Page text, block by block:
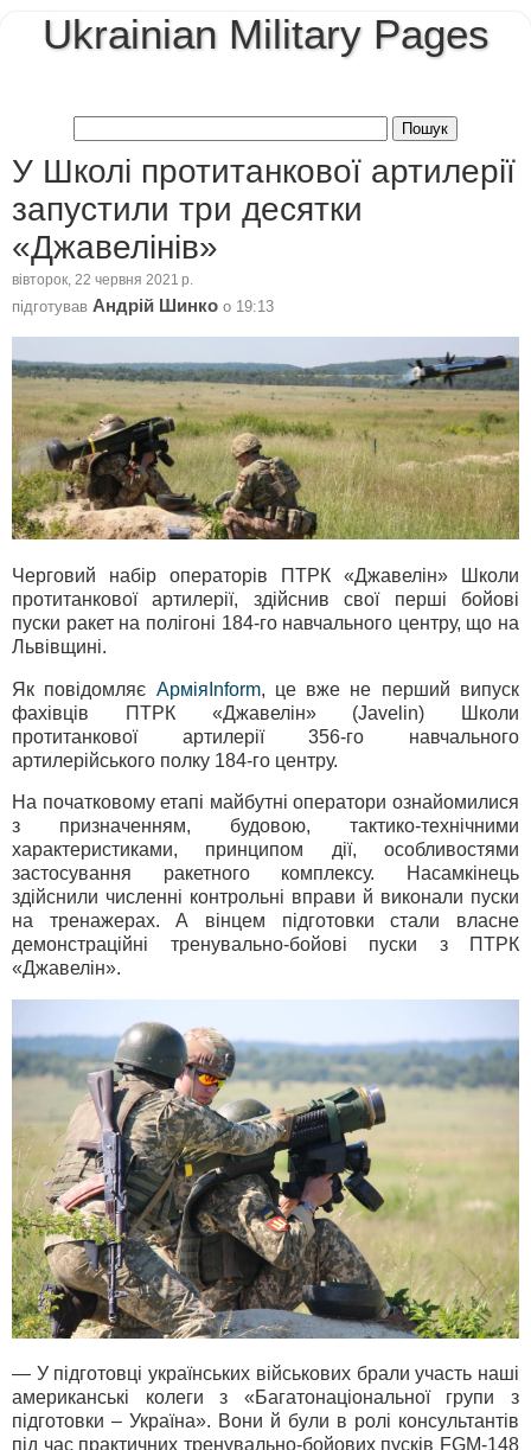
Ukrainian Military Pages
У Школі протитанкової артилерії
запустили три десятки
«Джавелінів»
вівторок, 22 червня 2021 р.
підготував Андрій Шинко о 19:13
Черговий набір операторів ПТРК «Джавелін» Школи
протитанкової артилерії, здійснив свої перші бойові
пуски ракет на полігоні 184-го навчального центру, що на
Львівщині.
Як повідомляє АрміяInform, це вже не перший випуск
фахівців ПТРК «Джавелін» (Javelin) Школи
протитанкової артилерії 356-го навчального
артилерійського полку 184-го центру.
На початковому етапі майбутні оператори ознайомилися
з призначенням, будовою, тактико-технічними
характеристиками, принципом дії, особливостями
застосування ракетного комплексу. Насамкінець
здійснили численні контрольні вправи й виконали пуски
на тренажерах. А вінцем підготовки стали власне
демонстраційні тренувально-бойові пуски з ПТРК
«Джавелін».
— У підготовці українських військових брали участь наші
американські колеги з «Багатонаціональної групи з
підготовки – Україна». Вони й були в ролі консультантів
під час практичних тренувально-бойових пусків FGM-148